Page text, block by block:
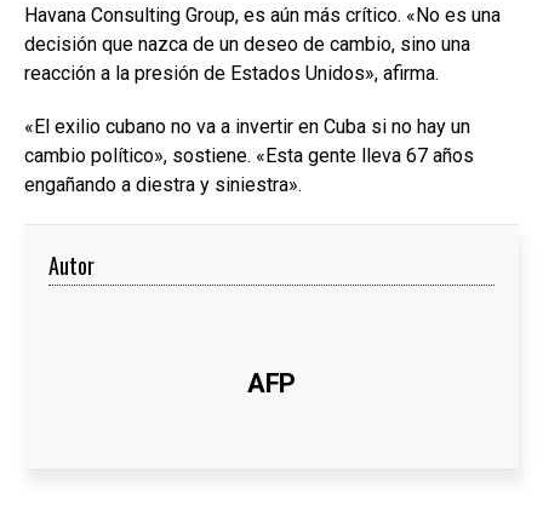
Havana Consulting Group, es aún más crítico. «No es una
decisión que nazca de un deseo de cambio, sino una
reacción a la presión de Estados Unidos», afirma.
«El exilio cubano no va a invertir en Cuba si no hay un
cambio político», sostiene. «Esta gente lleva 67 años
engañando a diestra y siniestra».
Autor
AFP